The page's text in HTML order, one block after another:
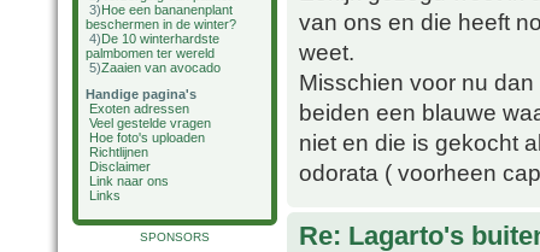
3)Hoe een bananenplant
beschermen in de winter?
4)De 10 winterhardste
palmbomen ter wereld
5)Zaaien van avocado
Handige pagina's
Exoten adressen
Veel gestelde vragen
Hoe foto's uploaden
Richtlijnen
Disclaimer
Link naar ons
Links
SPONSORS
van ons en die heeft
weet.
Misschien voor nu
beiden een blauwe
niet en die is gekocht
odorata ( voorheen
Re: Lagarto's